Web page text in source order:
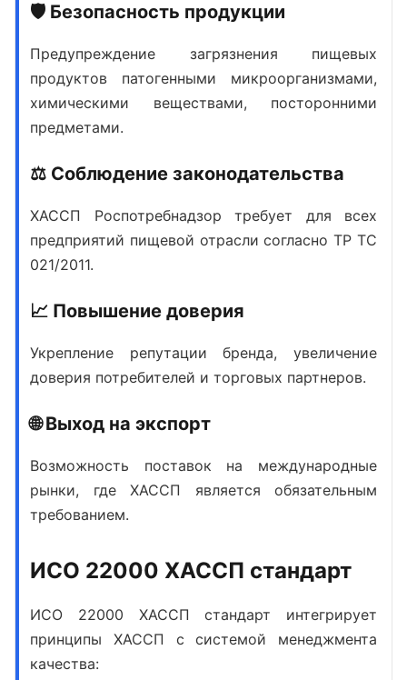
🛡️ Безопасность продукции
Предупреждение загрязнения пищевых
продуктов патогенными микроорганизмами,
химическими веществами, посторонними
предметами.
⚖️ Соблюдение законодательства
ХАССП Роспотребнадзор требует для всех
предприятий пищевой отрасли согласно ТР ТС
021/2011.
📈 Повышение доверия
Укрепление репутации бренда, увеличение
доверия потребителей и торговых партнеров.
🌐 Выход на экспорт
Возможность поставок на международные
рынки, где ХАССП является обязательным
требованием.
ИСО 22000 ХАССП стандарт
ИСО 22000 ХАССП стандарт интегрирует
принципы ХАССП с системой менеджмента
качества: